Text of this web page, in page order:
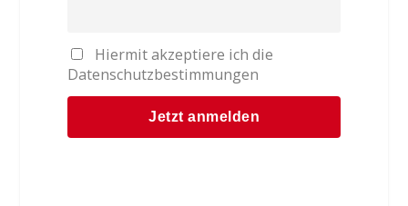
Hiermit akzeptiere ich die
Datenschutzbestimmungen